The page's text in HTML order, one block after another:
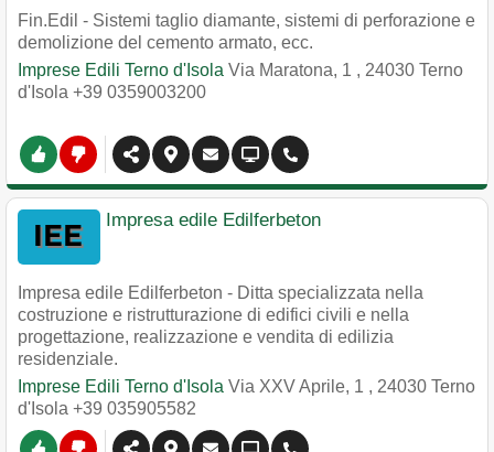
Fin.Edil - Sistemi taglio diamante, sistemi di perforazione e
demolizione del cemento armato, ecc.
Imprese Edili Terno d'Isola Via Maratona, 1 , 24030 Terno
d'Isola +39 0359003200
Impresa edile Edilferbeton
Impresa edile Edilferbeton - Ditta specializzata nella
costruzione e ristrutturazione di edifici civili e nella
progettazione, realizzazione e vendita di edilizia
residenziale.
Imprese Edili Terno d'Isola Via XXV Aprile, 1 , 24030 Terno
d'Isola +39 035905582